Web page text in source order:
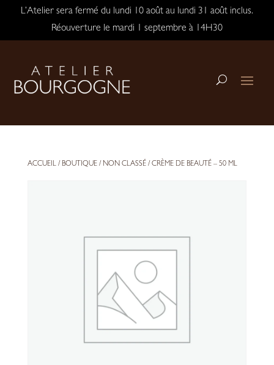
L’Atelier sera fermé du lundi 10 août au lundi 31 août inclus.
Réouverture le mardi 1 septembre à 14H30
ACCUEIL/ BOUTIQUE/ NON CLASSÉ/ CRÈME DE BEAUTÉ – 50 ML